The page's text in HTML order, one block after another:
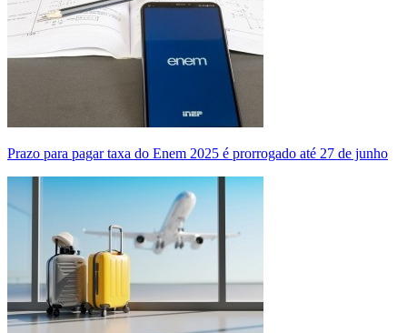
Prazo para pagar taxa do Enem 2025 é prorrogado até 27 de junho